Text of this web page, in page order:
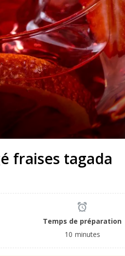
fraises tagada
Temps de préparation
10 minutes